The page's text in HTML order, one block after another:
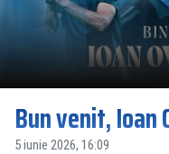
Bun venit, Ioan
5 iunie 2026, 16:09